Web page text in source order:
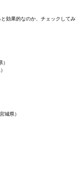
効果的なのか、チェックしてみ
城県）